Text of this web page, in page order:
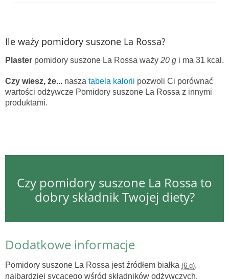
Ile waży pomidory suszone La Rossa?
Plaster pomidory suszone La Rossa waży 20 g i ma 31 kcal.
Czy wiesz, że... nasza tabela kalorii pozwoli Ci porównać
wartości odżywcze Pomidory suszone La Rossa z innymi
produktami.
Czy pomidory suszone La Rossa to
dobry składnik Twojej diety?
Dodatkowe informacje
Pomidory suszone La Rossa jest źródłem białka (6 g),
najbardziej sycącego wśród składników odżywczych.